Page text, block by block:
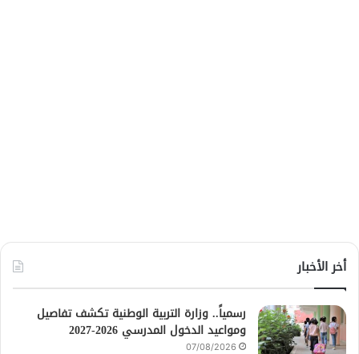
أخر الأخبار
رسمياً.. وزارة التربية الوطنية تكشف تفاصيل
ومواعيد الدخول المدرسي 2026-2027
07/08/2026